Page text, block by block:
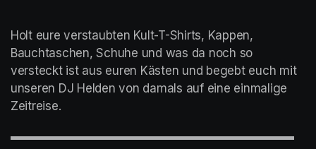
Holt eure verstaubten Kult-T-Shirts, Kappen,
Bauchtaschen, Schuhe und was da noch so
versteckt ist aus euren Kästen und begebt euch mit
unseren DJ Helden von damals auf eine einmalige
Zeitreise.
▬▬▬▬▬▬▬▬▬▬▬▬▬▬▬▬▬▬▬▬▬▬▬▬